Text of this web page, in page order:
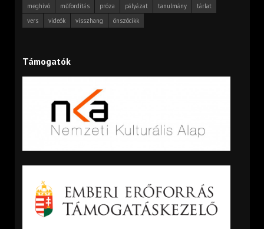
meghívó
műfordítás próza pályázat tanulmány
tárlat
vers
videók visszhang önszócikk
Támogatók